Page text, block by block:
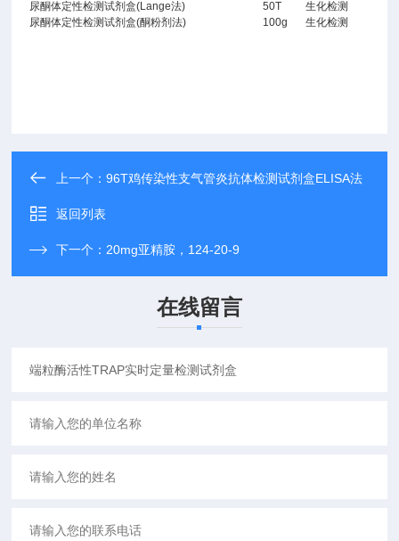
尿酮体定性检测试剂盒(Lange法)
50T
生化检测
尿酮体定性检测试剂盒(酮粉剂法)
100g 生化检测
上一个：96T鸡传染性支气管炎抗体检测试剂盒ELISA法
返回列表
下一个： 20mg亚精胺，124-20-9
在线留言